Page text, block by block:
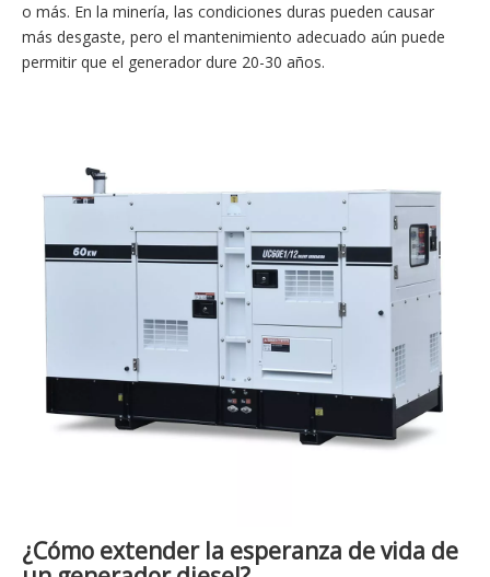
o más. En la minería, las condiciones duras pueden causar
más desgaste, pero el mantenimiento adecuado aún puede
permitir que el generador dure 20-30 años.
¿Cómo extender la esperanza de vida de